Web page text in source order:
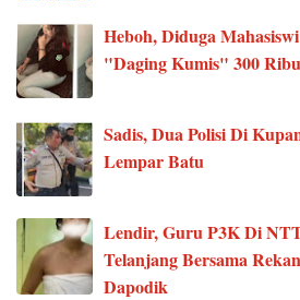
Heboh, Diduga
"Daging Kumis" 300
Sadis, Dua Polisi Di
Lempar Batu
Lendir, Guru P3K Di
Telanjang Bersama
Dapodik